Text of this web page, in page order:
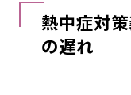
熱中症対
の遅れ